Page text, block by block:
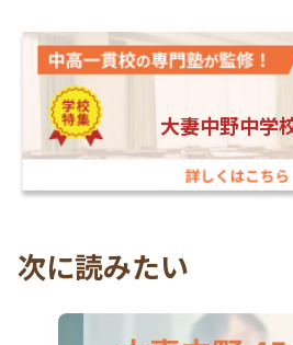
大妻中野中学
次に読みたい